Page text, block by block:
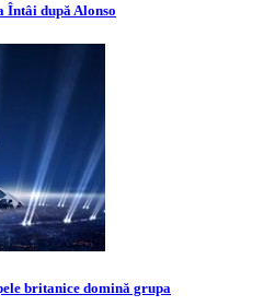
după Alonso
britanice domină grupa